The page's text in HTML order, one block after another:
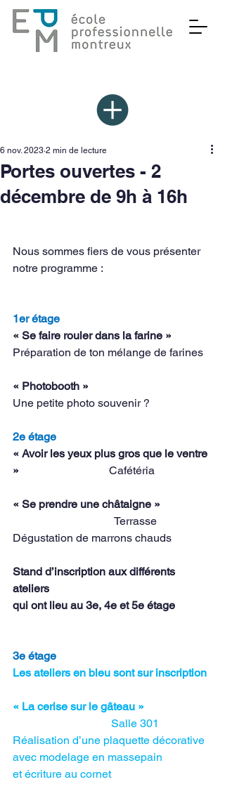
Portes ouvertes - 2
décembre de 9h à 16h
6 nov. 2023 2 min de lecture
Nous sommes fiers de vous présenter
notre programme :
1er étage
« Se faire rouler dans la farine »
Préparation de ton mélange de farines
« Photobooth »
Une petite photo souvenir ?
2e étage
« Avoir les yeux plus gros que le ventre
» Cafétéria
« Se prendre une châtaigne »
Terrasse
Dégustation de marrons chauds
Stand d’inscription aux différents
ateliers
qui ont lieu au 3e, 4e et 5e étage
3e étage
Les ateliers en bleu sont sur inscription
« La cerise sur le gâteau »
Salle 301
Réalisation d’une plaquette décorative
avec modelage en massepain
et écriture au cornet